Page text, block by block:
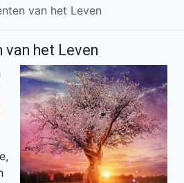
van het Leven
van het Leven